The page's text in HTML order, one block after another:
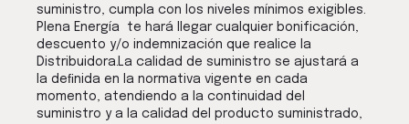
suministro, cumpla con los niveles mínimos exigibles.
Plena Energía te hará llegar cualquier bonificación,
descuento y/o indemnización que realice la
Distribuidora.La calidad de suministro se ajustará a
la deﬁnida en la normativa vigente en cada
momento, atendiendo a la continuidad del
suministro y a la calidad del producto suministrado,